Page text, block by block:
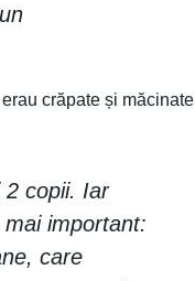
crăpate și măcinate
2 copii. Iar
important:
care